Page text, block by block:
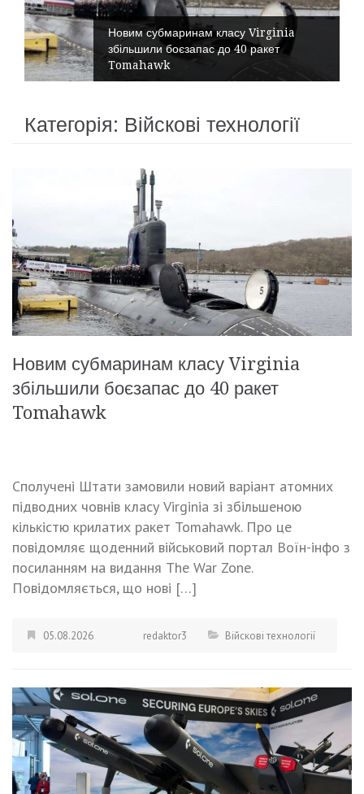
Новим субмаринам класу Virginia
збільшили боєзапас до 40 ракет
Tomahawk
Категорія: Війскові технології
Новим субмаринам класу Virginia
збільшили боєзапас до 40 ракет
Tomahawk
Сполучені Штати замовили новий варіант атомних
підводних човнів класу Virginia зі збільшеною
кількістю крилатих ракет Tomahawk. Про це
повідомляє щоденний військовий портал Воїн-інфо з
посиланням на видання The War Zone.
Повідомляється, що нові […]
05.08.2026 redaktor3 Війскові технології